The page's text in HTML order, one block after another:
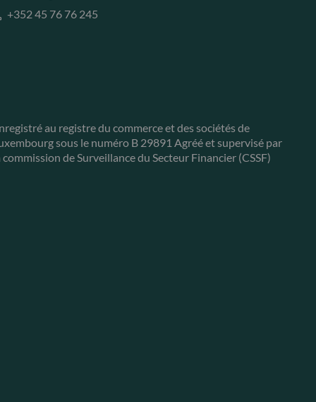
+352 45 76 76 245
au registre du commerce et des sociétés de
sous le numéro B 29891 Agréé et supervisé par
commission de Surveillance du Secteur Financier (CSSF)